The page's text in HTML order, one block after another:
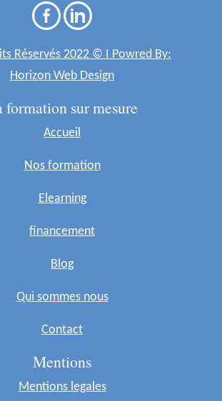
Réservés 2022 © I Powred By:
Horizon Web Design
formation sur mesure
Accueil
Nos formation
Elearning
financement
Blog
Qui sommes nous
Contact
Mentions
Mentions legales